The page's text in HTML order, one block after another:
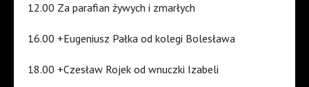
12.00 Za parafian żywych i zmarłych
16.00 +Eugeniusz Pałka od kolegi Bolesława
18.00 +Czesław Rojek od wnuczki Izabeli